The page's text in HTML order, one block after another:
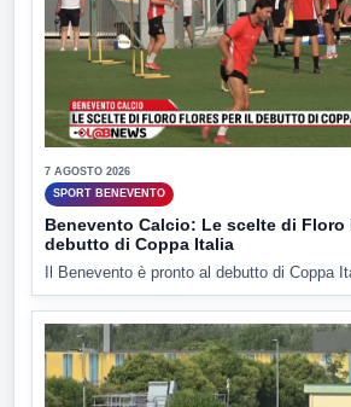
7 AGOSTO 2026
SPORT BENEVENTO
Benevento Calcio: Le scelte di Floro
debutto di Coppa Italia
Il Benevento è pronto al debutto di Coppa